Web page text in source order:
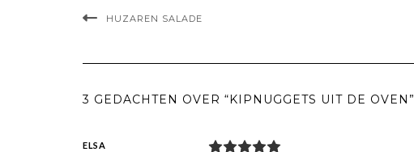
HUZAREN SALADE
3 GEDACHTEN OVER “KIPNUGGETS UIT DE OVEN”
ELSA